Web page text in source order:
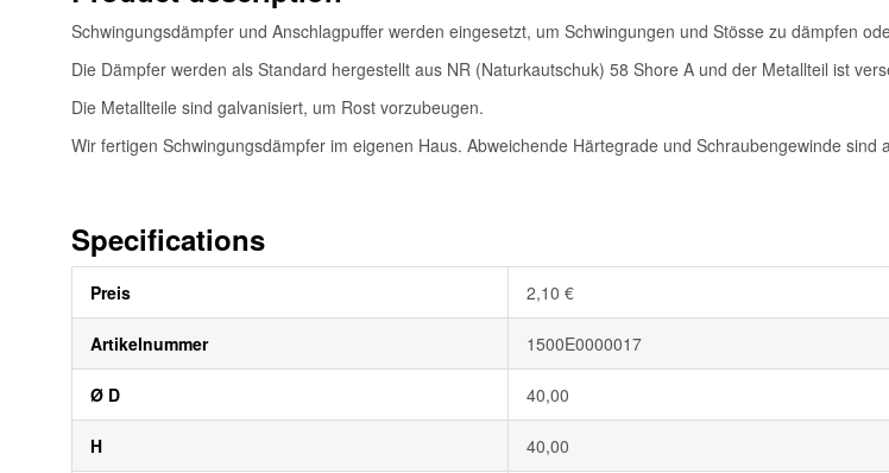
Schwingungsdämpfer und Anschlagpuffer werden eingesetzt, um Schwingungen und Stösse zu dämpfen
Die Dämpfer werden als Standard hergestellt aus NR (Naturkautschuk) 58 Shore A und der Metallteil ist
Die Metallteile sind galvanisiert, um Rost vorzubeugen.
Wir fertigen Schwingungsdämpfer im eigenen Haus. Abweichende Härtegrade und Schraubengewinde sind
Specifications
Informationen
Preis 2,10 €
Artikelnummer 1500E0000017
Ø D 40,00
H 40,00